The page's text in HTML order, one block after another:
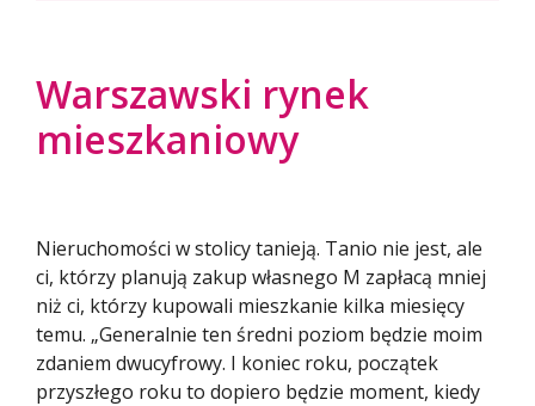
Warszawski rynek
mieszkaniowy
Nieruchomości w stolicy tanieją. Tanio nie jest, ale
ci, którzy planują zakup własnego M zapłacą mniej
niż ci, którzy kupowali mieszkanie kilka miesięcy
temu. „Generalnie ten średni poziom będzie moim
zdaniem dwucyfrowy. I koniec roku, początek
przyszłego roku to dopiero będzie moment, kiedy